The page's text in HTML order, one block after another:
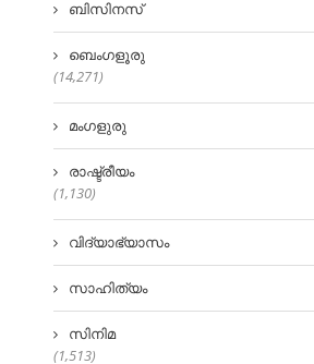
ബിസിനസ്
ബെംഗളൂരു
(14,271)
മംഗളുരു
രാഷ്ട്രീയം
(1,130)
വിദ്യാഭ്യാസം
സാഹിത്യം
സിനിമ
(1,513)